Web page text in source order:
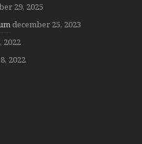
29, 2025
december 25, 2023
2022
2022